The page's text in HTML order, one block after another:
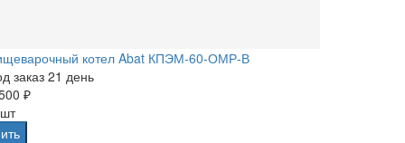
котел Abat КПЭМ-60-ОМР-В
заказ 21 день
₽